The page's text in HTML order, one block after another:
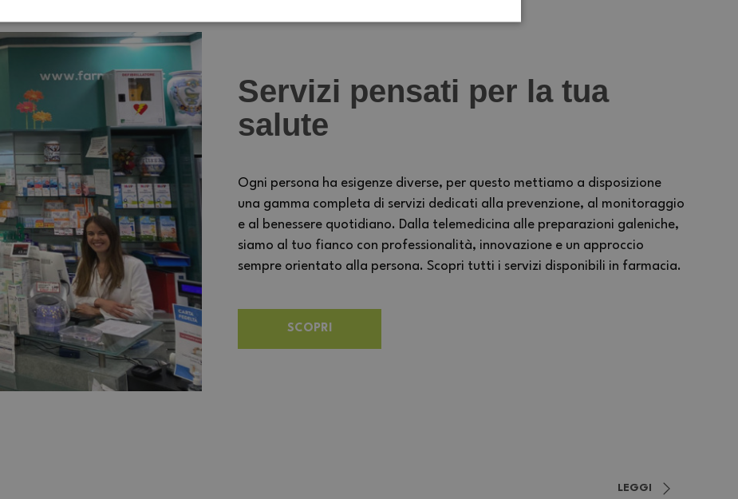
Servizi pensati per la tua
salute
Ogni persona ha esigenze diverse, per questo mettiamo a disposizione
una gamma completa di servizi dedicati alla prevenzione, al monitoraggio
e al benessere quotidiano. Dalla telemedicina alle preparazioni galeniche,
siamo al tuo fianco con professionalità, innovazione e un approccio
sempre orientato alla persona. Scopri tutti i servizi disponibili in farmacia.
SCOPRI
LEGGI